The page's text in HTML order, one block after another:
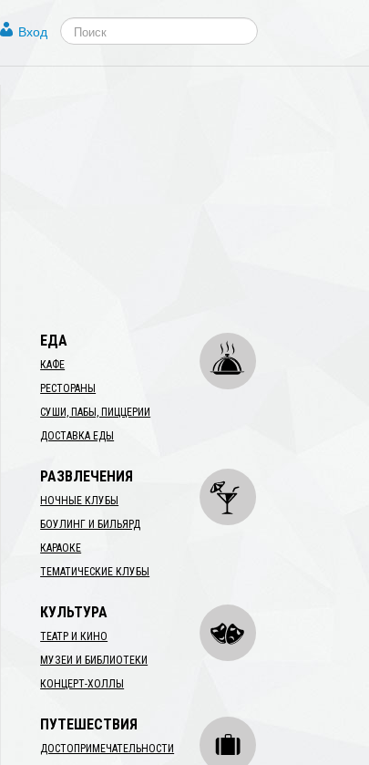
Вход
ЕДА
КАФЕ
РЕСТОРАНЫ
СУШИ, ПАБЫ, ПИЦЦЕРИИ
ДОСТАВКА ЕДЫ
РАЗВЛЕЧЕНИЯ
НОЧНЫЕ КЛУБЫ
БОУЛИНГ И БИЛЬЯРД
КАРАОКЕ
ТЕМАТИЧЕСКИЕ КЛУБЫ
КУЛЬТУРА
ТЕАТР И КИНО
МУЗЕИ И БИБЛИОТЕКИ
КОНЦЕРТ-ХОЛЛЫ
ПУТЕШЕСТВИЯ
ДОСТОПРИМЕЧАТЕЛЬНОСТИ